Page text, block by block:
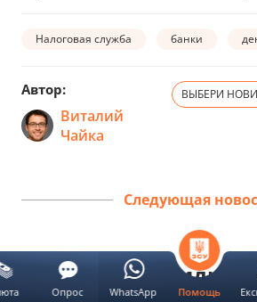
Налоговая служба банки
Автор:
Виталий
Чайка
ВЫБЕРИ
Следующая
Пенсии и субсидии
Помощь
Опрос WhatsApp